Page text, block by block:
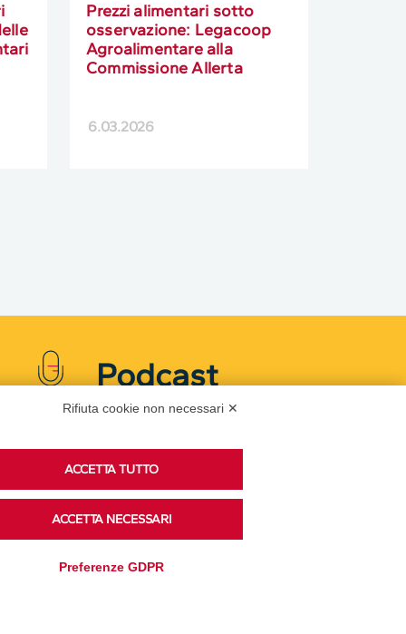
Prezzi alimentari sotto
osservazione: Legacoop
Agroalimentare alla
Commissione Allerta
6.03.2026
Podcast
Ascolta i podcast di approfondimento di Legacoop
su Spreaker.
Accedi alla sezione
Rifiuta cookie non necessari ✕
ACCETTA TUTTO
ACCETTA NECESSARI
Preferenze GDPR